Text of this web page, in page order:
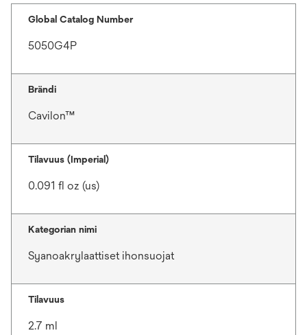
Global Catalog Number
5050G4P
Brändi
Cavilon™
Tilavuus (Imperial)
0.091 fl oz (us)
Kategorian nimi
Syanoakrylaattiset ihonsuojat
Tilavuus
2.7 ml